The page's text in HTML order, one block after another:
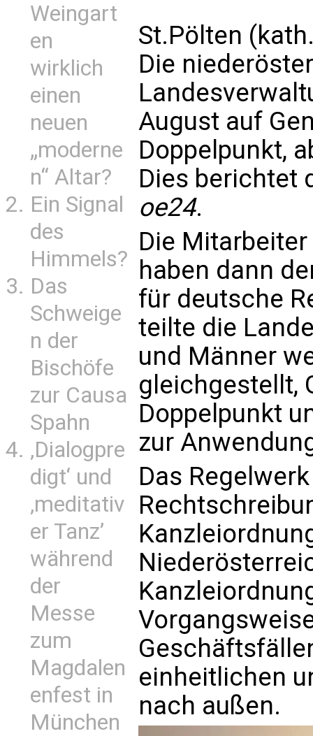
Weingart
en
wirklich
einen
neuen
„moderne
n“ Altar?
Ein Signal
des
Himmels?
Das
Schweige
n der
Bischöfe
zur Causa
Spahn
‚Dialogpre
digt‘ und
‚meditativ
er Tanz’
während
der
Messe
zum
Magdalen
enfest in
München
St.Pölten
Die
August auf
Doppelpunkt,
Dies berichtet
oe24.
Die
haben dann
für deutsche
teilte die
und Männer
gleichgestellt,
Doppelpunkt
zur
Das
einheitlichen
nach außen.